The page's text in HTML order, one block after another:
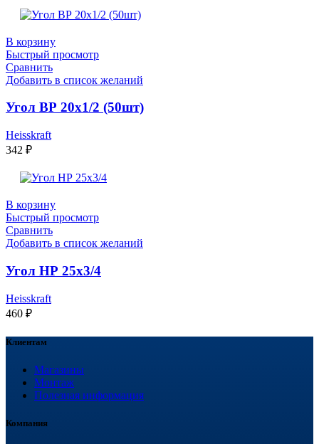
В корзину
Быстрый просмотр
Сравнить
Добавить в список желаний
Угол ВР 20х1/2 (50шт)
Heisskraft
342 ₽
В корзину
Быстрый просмотр
Сравнить
Добавить в список желаний
Угол НР 25х3/4
Heisskraft
460 ₽
Клиентам
Магазины
Монтаж
Полезная информация
Компания